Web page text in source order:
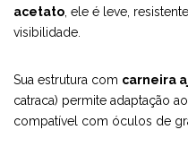
acetato , ele é leve,
visibilidade.
Sua estrutura com carneira
catraca) permite adaptação
compatível com óculos de